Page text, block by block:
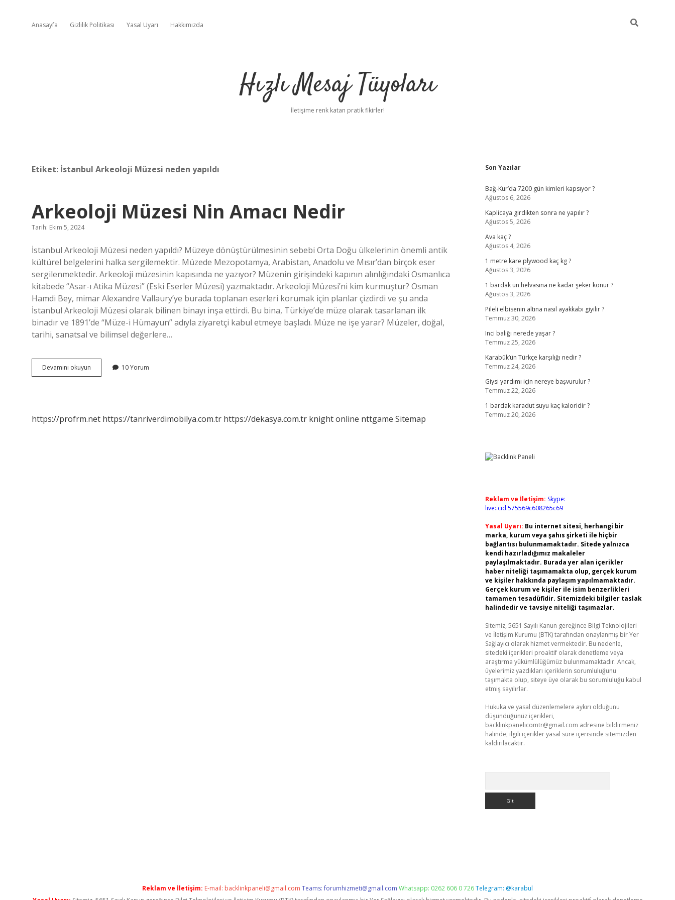
Anasayfa Gizlilik Politikası Yasal Uyarı Hakkımızda
Hızlı Mesaj Tüyoları
İletişime renk katan pratik fikirler!
Etiket: İstanbul Arkeoloji Müzesi neden yapıldı
Arkeoloji Müzesi Nin Amacı Nedir
Tarih: Ekim 5, 2024
İstanbul Arkeoloji Müzesi neden yapıldı? Müzeye dönüştürülmesinin sebebi Orta Doğu ülkelerinin önemli antik
kültürel belgelerini halka sergilemektir. Müzede Mezopotamya, Arabistan, Anadolu ve Mısır’dan birçok eser
sergilenmektedir. Arkeoloji müzesinin kapısında ne yazıyor? Müzenin girişindeki kapının alınlığındaki Osmanlıca
kitabede “Asar-ı Atika Müzesi” (Eski Eserler Müzesi) yazmaktadır. Arkeoloji Müzesi’ni kim kurmuştur? Osman
Hamdi Bey, mimar Alexandre Vallaury’ye burada toplanan eserleri korumak için planlar çizdirdi ve şu anda
İstanbul Arkeoloji Müzesi olarak bilinen binayı inşa ettirdi. Bu bina, Türkiye’de müze olarak tasarlanan ilk
binadır ve 1891’de “Müze-i Hümayun” adıyla ziyaretçi kabul etmeye başladı. Müze ne işe yarar? Müzeler, doğal,
tarihi, sanatsal ve bilimsel değerlere…
Devamını okuyun Arkeoloji
Müzesi
10 Yorum
https://profrm.net https://tanriverdimobilya.com.tr https://dekasya.com.tr knight online nttgame Sitemap
Sidebar
Son Yazılar
Bağ-Kur’da 7200 gün kimleri kapsıyor ?
Ağustos 6, 2026
Kaplicaya girdikten sonra ne yapılır ?
Ağustos 5, 2026
Ava kaç ?
Ağustos 4, 2026
1 metre kare plywood kaç kg ?
Ağustos 3, 2026
1 bardak un helvasına ne kadar şeker konur ?
Ağustos 3, 2026
Pileli elbisenin altına nasıl ayakkabı giyilir ?
Temmuz 30, 2026
Inci balığı nerede yaşar ?
Temmuz 25, 2026
Karabük’ün Türkçe karşılığı nedir ?
Temmuz 24, 2026
Giysi yardımı için nereye başvurulur ?
Temmuz 22, 2026
1 bardak karadut suyu kaç kaloridir ?
Temmuz 20, 2026
Reklam ve İletişim: Skype:
live:.cid.575569c608265c69
Yasal Uyarı: Bu internet sitesi, herhangi bir
marka, kurum veya şahıs şirketi ile hiçbir
bağlantısı bulunmamaktadır. Sitede yalnızca
kendi hazırladığımız makaleler
paylaşılmaktadır. Burada yer alan içerikler
haber niteliği taşımamakta olup, gerçek kurum
ve kişiler hakkında paylaşım yapılmamaktadır.
Gerçek kurum ve kişiler ile isim benzerlikleri
tamamen tesadüfidir. Sitemizdeki bilgiler taslak
halindedir ve tavsiye niteliği taşımazlar.
Sitemiz, 5651 Sayılı Kanun gereğince Bilgi Teknolojileri
ve İletişim Kurumu (BTK) tarafından onaylanmış bir Yer
Sağlayıcı olarak hizmet vermektedir. Bu nedenle,
sitedeki içerikleri proaktif olarak denetleme veya
araştırma yükümlülüğümüz bulunmamaktadır. Ancak,
üyelerimiz yazdıkları içeriklerin sorumluluğunu
taşımakta olup, siteye üye olarak bu sorumluluğu kabul
etmiş sayılırlar.
Hukuka ve yasal düzenlemelere aykırı olduğunu
düşündüğünüz içerikleri,
backlinkpanelicomtr@gmail.com adresine bildirmeniz
halinde, ilgili içerikler yasal süre içerisinde sitemizden
kaldırılacaktır.
Reklam ve İletişim: E-mail: backlinkpaneli@gmail.com Teams:forumhizmeti@gmail.com Whatsapp: 0262 606 0 726Telegram: @karabul